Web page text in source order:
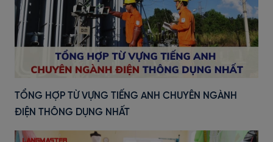
TỔNG HỢP TỪ VỰNG TIẾNG ANH CHUYÊN NGÀNH
ĐIỆN THÔNG DỤNG NHẤT